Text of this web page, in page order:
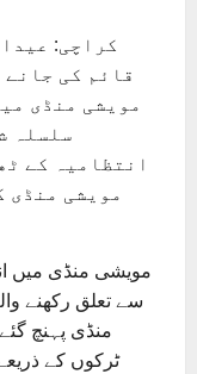
کراچی:
قائم کی
مویشی منڈی
سلسلہ
انتظامیہ کے
مویشی منڈی
مویشی منڈی میں
سے تعلق رکھنے
ٹرکوں کے